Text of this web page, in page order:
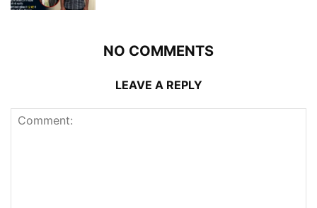
NO COMMENTS
LEAVE A REPLY